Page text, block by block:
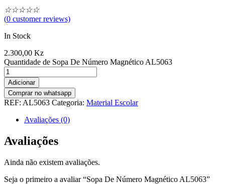
☆☆☆☆☆
(0 customer reviews)
In Stock
2.300,00 Kz
Quantidade de Sopa De Número Magnético AL5063
Adicionar
Comprar no whatsapp
REF: AL5063 Categoria: Material Escolar
Avaliações (0)
Avaliações
Ainda não existem avaliações.
Seja o primeiro a avaliar “Sopa De Número Magnético AL5063”